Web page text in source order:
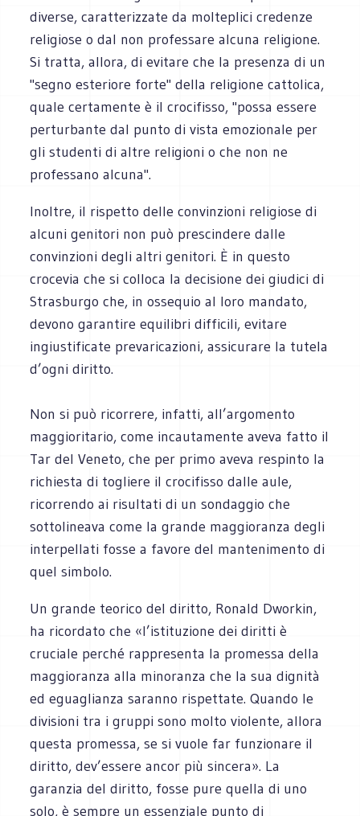
diverse, caratterizzate da molteplici credenze
religiose o dal non professare alcuna religione.
Si tratta, allora, di evitare che la presenza di un
"segno esteriore forte" della religione cattolica,
quale certamente è il crocifisso, "possa essere
perturbante dal punto di vista emozionale per
gli studenti di altre religioni o che non ne
professano alcuna".
Inoltre, il rispetto delle convinzioni religiose di
alcuni genitori non può prescindere dalle
convinzioni degli altri genitori. È in questo
crocevia che si colloca la decisione dei giudici di
Strasburgo che, in ossequio al loro mandato,
devono garantire equilibri difficili, evitare
ingiustificate prevaricazioni, assicurare la tutela
d’ogni diritto.
Non si può ricorrere, infatti, all’argomento
maggioritario, come incautamente aveva fatto il
Tar del Veneto, che per primo aveva respinto la
richiesta di togliere il crocifisso dalle aule,
ricorrendo ai risultati di un sondaggio che
sottolineava come la grande maggioranza degli
interpellati fosse a favore del mantenimento di
quel simbolo.
Un grande teorico del diritto, Ronald Dworkin,
ha ricordato che «l’istituzione dei diritti è
cruciale perché rappresenta la promessa della
maggioranza alla minoranza che la sua dignità
ed eguaglianza saranno rispettate. Quando le
divisioni tra i gruppi sono molto violente, allora
questa promessa, se si vuole far funzionare il
diritto, dev’essere ancor più sincera». La
garanzia del diritto, fosse pure quella di uno
solo, è sempre un essenziale punto di